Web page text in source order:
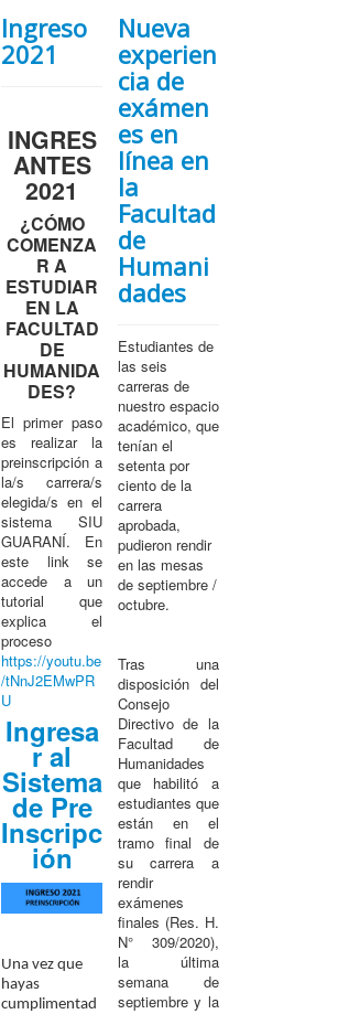
Ingreso
2021
INGRES
ANTES
2021
¿CÓMO
COMENZA
R A
ESTUDIAR
EN LA
FACULTAD
DE
HUMANIDA
DES?
El primer paso
es realizar la
preinscripción a
la/s carrera/s
elegida/s en el
sistema SIU
GUARANÍ. En
este link se
accede a un
tutorial que
explica el
proceso
https://youtu.be
/tNnJ2EMwPR
U
Ingresa
r al
Sistema
de Pre
Inscripc
ión
Una vez que
hayas
cumplimentad
Nueva
experien
cia de
exámen
es en
línea en
la
Facultad
de
Humani
dades
Estudiantes de
las seis
carreras de
nuestro espacio
académico, que
tenían el
setenta por
ciento de la
carrera
aprobada,
pudieron rendir
en las mesas
de septiembre /
octubre.
Tras una
disposición del
Consejo
Directivo de la
Facultad de
Humanidades
que habilitó a
estudiantes que
están en el
tramo final de
su carrera a
rendir
exámenes
finales (Res. H.
N° 309/2020),
la última
semana de
septiembre y la